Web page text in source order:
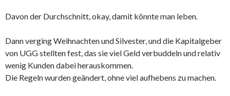
Davon der Durchschnitt, okay, damit könnte man leben.
Dann verging Weihnachten und Silvester, und die Kapitalgeber
von UGG stellten fest, das sie viel Geld verbuddeln und relativ
wenig Kunden dabei herauskommen.
Die Regeln wurden geändert, ohne viel aufhebens zu machen.